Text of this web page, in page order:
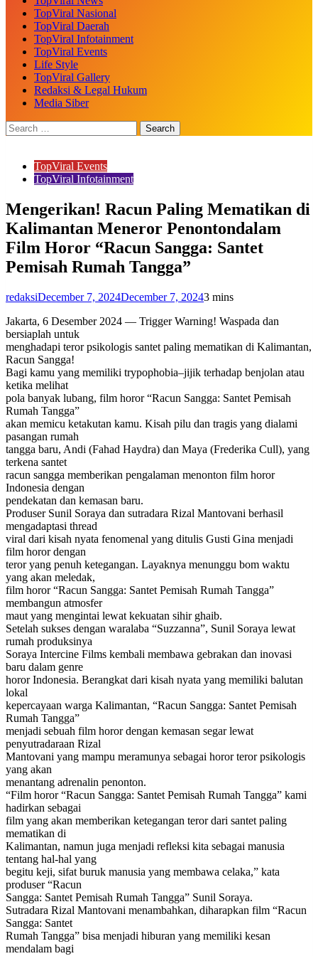
TopViral Nasional
TopViral Daerah
TopViral Infotainment
TopViral Events
Life Style
TopViral Gallery
Redaksi & Legal Hukum
Media Siber
TopViral Events
TopViral Infotainment
Mengerikan! Racun Paling Mematikan di
Kalimantan Meneror Penontondalam
Film Horor “Racun Sangga: Santet
Pemisah Rumah Tangga”
redaksiDecember 7, 2024December 7, 20243 mins
Jakarta, 6 Desember 2024 — Trigger Warning! Waspada dan
bersiaplah untuk
menghadapi teror psikologis santet paling mematikan di Kalimantan,
Racun Sangga!
Bagi kamu yang memiliki trypophobia–jijik terhadap benjolan atau
ketika melihat
pola banyak lubang, film horor “Racun Sangga: Santet Pemisah
Rumah Tangga”
akan memicu ketakutan kamu. Kisah pilu dan tragis yang dialami
pasangan rumah
tangga baru, Andi (Fahad Haydra) dan Maya (Frederika Cull), yang
terkena santet
racun sangga memberikan pengalaman menonton film horor
Indonesia dengan
pendekatan dan kemasan baru.
Produser Sunil Soraya dan sutradara Rizal Mantovani berhasil
mengadaptasi thread
viral dari kisah nyata fenomenal yang ditulis Gusti Gina menjadi
film horor dengan
teror yang penuh ketegangan. Layaknya menunggu bom waktu
yang akan meledak,
film horor “Racun Sangga: Santet Pemisah Rumah Tangga”
membangun atmosfer
maut yang mengintai lewat kekuatan sihir ghaib.
Setelah sukses dengan waralaba “Suzzanna”, Sunil Soraya lewat
rumah produksinya
Soraya Intercine Films kembali membawa gebrakan dan inovasi
baru dalam genre
horor Indonesia. Berangkat dari kisah nyata yang memiliki balutan
lokal
kepercayaan warga Kalimantan, “Racun Sangga: Santet Pemisah
Rumah Tangga”
menjadi sebuah film horor dengan kemasan segar lewat
penyutradaraan Rizal
Mantovani yang mampu meramunya sebagai horor teror psikologis
yang akan
menantang adrenalin penonton.
“Film horor “Racun Sangga: Santet Pemisah Rumah Tangga” kami
hadirkan sebagai
film yang akan memberikan ketegangan teror dari santet paling
mematikan di
Kalimantan, namun juga menjadi refleksi kita sebagai manusia
tentang hal-hal yang
begitu keji, sifat buruk manusia yang membawa celaka,” kata
produser “Racun
Sangga: Santet Pemisah Rumah Tangga” Sunil Soraya.
Sutradara Rizal Mantovani menambahkan, diharapkan film “Racun
Sangga: Santet
Rumah Tangga” bisa menjadi hiburan yang memiliki kesan
mendalam bagi